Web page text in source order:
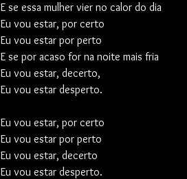
E se essa mulher vier no calor do dia
Eu vou estar, por certo
Eu vou estar por perto
E se por acaso for na noite mais fria
Eu vou estar, decerto,
Eu vou estar desperto.
Eu vou estar, por certo
Eu vou estar por perto
Eu vou estar, decerto
Eu vou estar desperto.